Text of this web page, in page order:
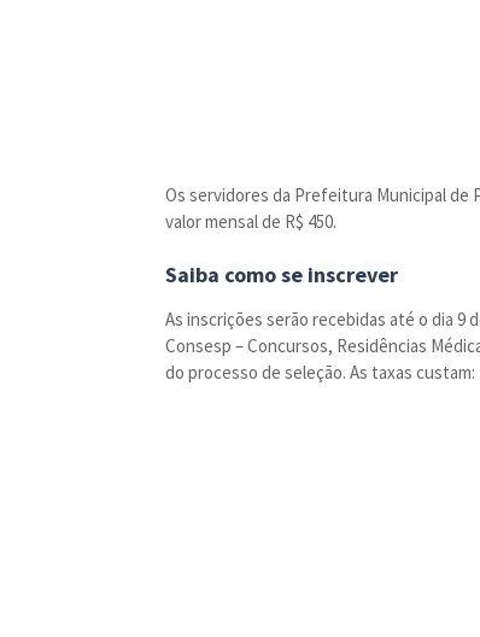
Os servidores da Prefeitura Municipal de
valor mensal de R$ 450.
Saiba como se inscrever
As inscrições serão recebidas até o dia 9
Consesp – Concursos, Residências
do processo de seleção. As taxas custam: